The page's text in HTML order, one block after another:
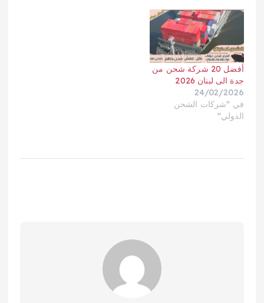
الوادي للشحن
الدولي - الشيماء
للشحن - الرهوان
للشحن - اعمار
المريم - دليل الخدمات -
بريق كليين للخدمات
المنزلية - بريق
المملكة - ماستر كينج -
بريق كلين للخدمات
المنزلية - النسر للشحن
الذهبي للشحن الدولي -…
السعد - النسر
أفضل 20 شركة شحن من
جدة الى لبنان 2026
24/02/2026
في "شركات الشحن
الدولي"